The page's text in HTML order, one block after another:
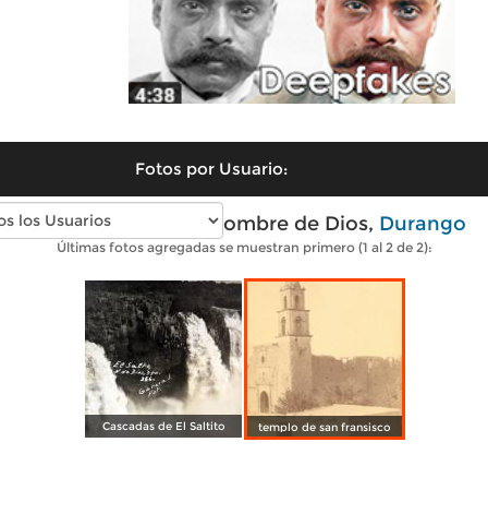
Fotos por Usuario:
Fotos antiguas de Nombre de Dios, Durango
Últimas fotos agregadas se muestran primero (1 al 2 de 2):
Cascadas de El Saltito templo de san fransisco